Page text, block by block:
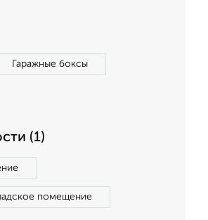
Гаражные боксы
(1)
помещение